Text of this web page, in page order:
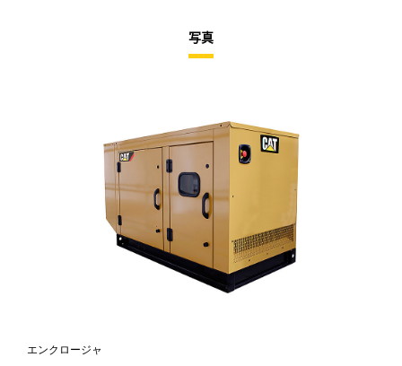
写真
エンクロージャ